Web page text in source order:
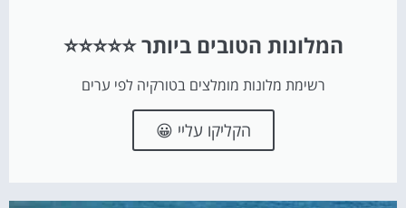
המלונות הטובים ביותר ⭐⭐⭐⭐⭐
רשימת מלונות מומלצים בטורקיה לפי ערים
הקליקו עליי 😀